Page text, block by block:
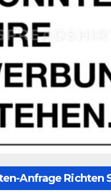
Anfrage Richten